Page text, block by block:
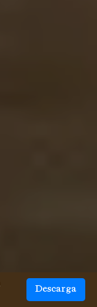
Descarga